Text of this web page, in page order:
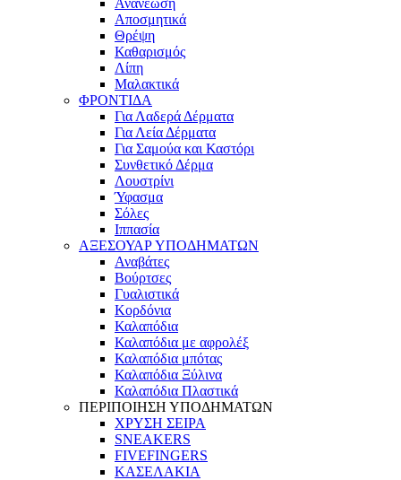
Ανανέωση
Αποσμητικά
Θρέψη
Καθαρισμός
Λίπη
Μαλακτικά
ΦΡΟΝΤΙΔΑ
Για Λαδερά Δέρματα
Για Λεία Δέρματα
Για Σαμούα και Καστόρι
Συνθετικό Δέρμα
Λουστρίνι
Ύφασμα
Σόλες
Ιππασία
ΑΞΕΣΟΥΑΡ ΥΠΟΔΗΜΑΤΩΝ
Αναβάτες
Βούρτσες
Γυαλιστικά
Κορδόνια
Καλαπόδια
Καλαπόδια με αφρολέξ
Καλαπόδια μπότας
Καλαπόδια Ξύλινα
Καλαπόδια Πλαστικά
ΠΕΡΙΠΟΙΗΣΗ ΥΠΟΔΗΜΑΤΩΝ
ΧΡΥΣΗ ΣΕΙΡΑ
SNEAKERS
FIVEFINGERS
ΚΑΣΕΛΑΚΙΑ